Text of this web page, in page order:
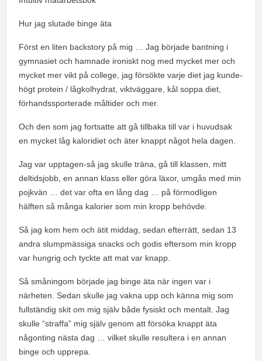
Hur jag slutade binge äta
Först en liten backstory på mig … Jag började bantning i
gymnasiet och hamnade ironiskt nog med mycket mer och
mycket mer vikt på college, jag försökte varje diet jag kunde-
högt protein / lågkolhydrat, viktväggare, kål soppa diet,
förhandssporterade måltider och mer.
Och den som jag fortsatte att gå tillbaka till var i huvudsak
en mycket låg kaloridiet och äter knappt något hela dagen.
Jag var upptagen-så jag skulle träna, gå till klassen, mitt
deltidsjobb, en annan klass eller göra läxor, umgås med min
pojkvän … det var ofta en lång dag … på förmodligen
hälften så många kalorier som min kropp behövde.
Så jag kom hem och ätit middag, sedan efterrätt, sedan 13
andra slumpmässiga snacks och godis eftersom min kropp
var hungrig och tyckte att mat var knapp.
Så småningom började jag binge äta när ingen var i
närheten. Sedan skulle jag vakna upp och känna mig som
fullständig skit om mig själv både fysiskt och mentalt. Jag
skulle “straffa” mig själv genom att försöka knappt äta
någonting nästa dag … vilket skulle resultera i en annan
binge och upprepa.